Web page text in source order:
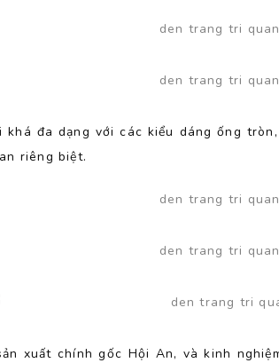
đa dạng với các kiểu dáng ống
riêng biệt.
xuất chính gốc Hội An, và kinh